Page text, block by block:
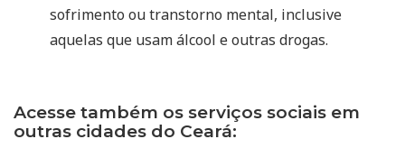
sofrimento ou transtorno mental, inclusive
aquelas que usam álcool e outras drogas.
Acesse também os serviços sociais em
outras cidades do Ceará: